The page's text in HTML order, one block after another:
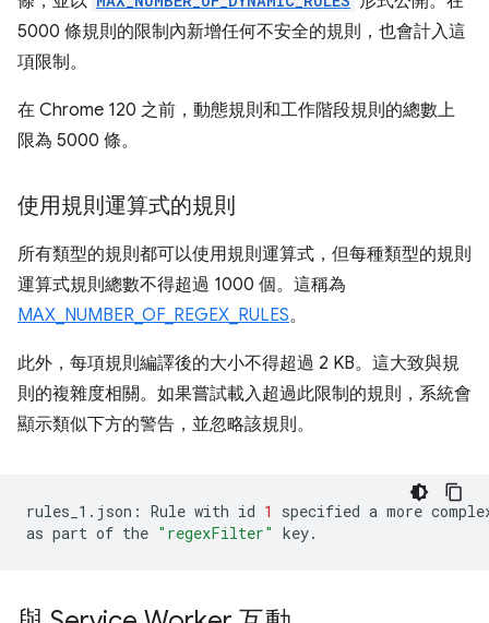
5000 條規則的限制內新增任何不安全的規則，也會計入這
項限制。
在 Chrome 120 之前，動態規則和工作階段規則的總數上
限為 5000 條。
使用規則運算式的規則
所有類型的規則都可以使用規則運算式，但每種類型的規則
運算式規則總數不得超過 1000 個。這稱為
MAX_NUMBER_OF_REGEX_RULES。
此外，每項規則編譯後的大小不得超過 2 KB。這大致與規
則的複雜度相關。如果嘗試載入超過此限制的規則，系統會
顯示類似下方的警告，並忽略該規則。
rules_1.json: Rule with id 1 specified a more
as part of the "regexFilter"